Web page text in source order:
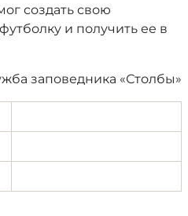
создать свою
и получить ее в
заповедника «Столбы»